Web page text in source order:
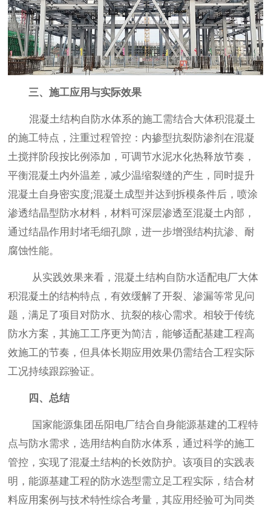
三、施工应用与实际效果
混凝土结构自防水体系的施工需结合大体积混凝土
的施工特点，注重过程管控：内掺型抗裂防渗剂在混凝
土搅拌阶段按比例添加，可调节水泥水化热释放节奏，
平衡混凝土内外温差，减少温缩裂缝的产生，同时提升
混凝土自身密实度;混凝土成型并达到拆模条件后，喷涂
渗透结晶型防水材料，材料可深层渗透至混凝土内部，
通过结晶作用封堵毛细孔隙，进一步增强结构抗渗、耐
腐蚀性能。
从实践效果来看，混凝土结构自防水适配电厂大体
积混凝土的结构特点，有效缓解了开裂、渗漏等常见问
题，满足了项目对防水、抗裂的核心需求。相较于传统
防水方案，其施工工序更为简洁，能够适配基建工程高
效施工的节奏，但具体长期应用效果仍需结合工程实际
工况持续跟踪验证。
四、总结
国家能源集团岳阳电厂结合自身能源基建的工程特
点与防水需求，选用结构自防水体系，通过科学的施工
管控，实现了混凝土结构的长效防护。该项目的实践表
明，能源基建工程的防水选型需立足工程实际，结合材
料应用案例与技术特性综合考量，其应用经验可为同类